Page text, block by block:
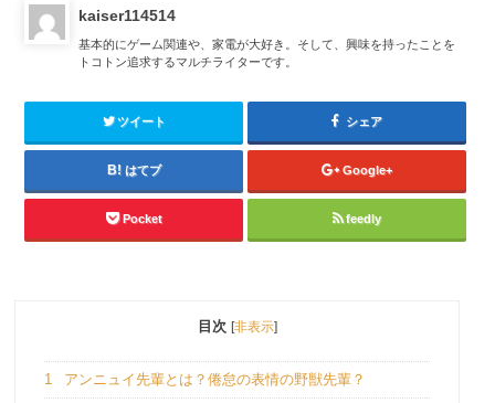
kaiser114514
基本的にゲーム関連や、家電が大好き。そして、興味を持ったことを
トコトン追求するマルチライターです。
ツイート シェア
はてブ Google+
Pocket feedly
目次 [非表示]
1 アンニュイ先輩とは？倦怠の表情の野獣先輩？